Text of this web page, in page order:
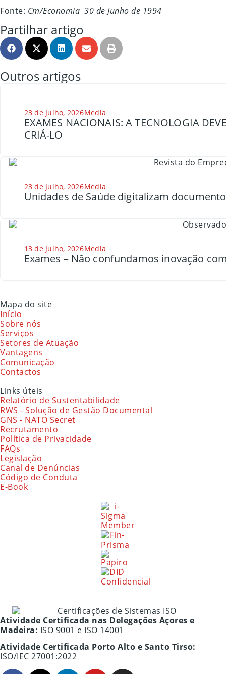
Fonte: Cm/Economia 30 de Junho de 1994
Partilhar artigo
Outros artigos
23 de Julho, 2026Media
EXAMES NACIONAIS: A TECNOLOGIA
CRIÁ-LO
23 de Julho, 2026Media
Unidades de Saúde digitalizam
13 de Julho, 2026Media
Exames – Não confundamos inovação
Mapa do site
Início
Sobre nós
Serviços
Setores de Atuação
Vantagens
Comunicação
Contactos
Links úteis
Relatório de Sustentabilidade
RWS - Solução de Gestão Documental
GNS - NATO Secret
Recrutamento
Política de Privacidade
FAQs
Legislação
Canal de Denúncias
Código de Conduta
E-Book
Atividade Certificada nas Delegações Açores e
Madeira: ISO 9001 e ISO 14001
Atividade Certificada Porto Alto e Santo Tirso:
ISO/IEC 27001:2022